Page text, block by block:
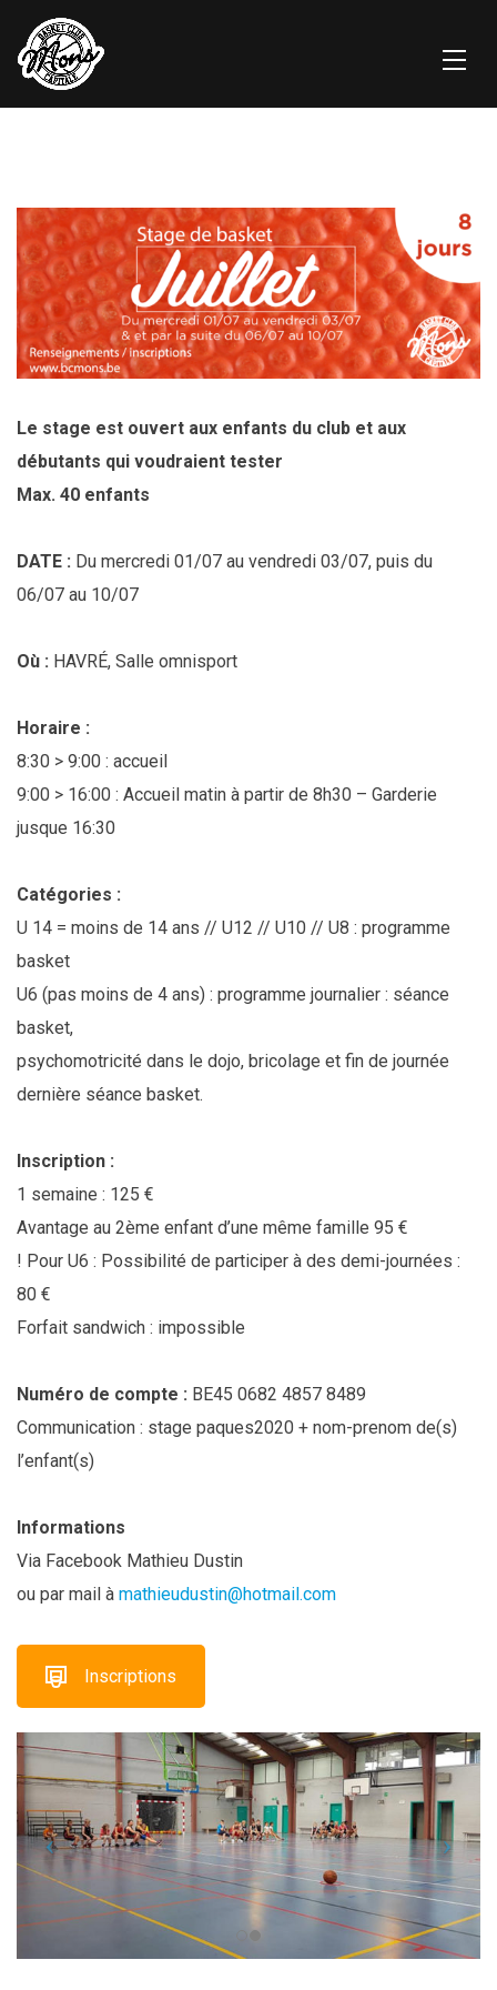
Le stage est ouvert aux enfants du club et aux
débutants qui voudraient tester
Max. 40 enfants
DATE : Du mercredi 01/07 au vendredi 03/07, puis du
06/07 au 10/07
Où : HAVRÉ, Salle omnisport
Horaire :
8:30 > 9:00 : accueil
9:00 > 16:00 : Accueil matin à partir de 8h30 – Garderie
jusque 16:30
Catégories :
U 14 = moins de 14 ans // U12 // U10 // U8 : programme
basket
U6 (pas moins de 4 ans) : programme journalier : séance
basket,
psychomotricité dans le dojo, bricolage et fin de journée
dernière séance basket.
Inscription :
1 semaine : 125 €
Avantage au 2ème enfant d’une même famille 95 €
! Pour U6 : Possibilité de participer à des demi-journées :
80 €
Forfait sandwich : impossible
Numéro de compte : BE45 0682 4857 8489
Communication : stage paques2020 + nom-prenom de(s)
l’enfant(s)
Informations
Via Facebook Mathieu Dustin
ou par mail à mathieudustin@hotmail.com
Inscriptions